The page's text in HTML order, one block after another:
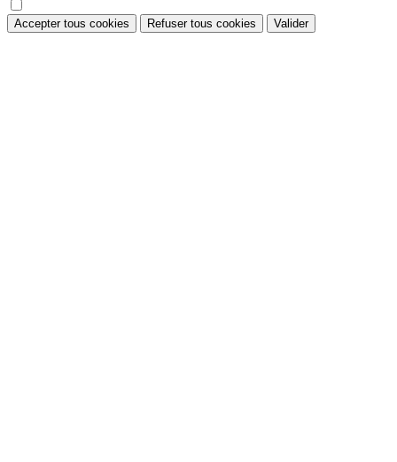
Accepter tous cookies Refuser tous cookies Valider